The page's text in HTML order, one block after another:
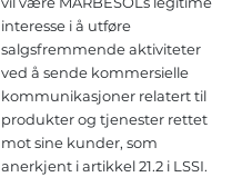
interesse i å utføre
salgsfremmende aktiviteter
ved å sende kommersielle
kommunikasjoner relatert til
produkter og tjenester rettet
mot sine kunder, som
anerkjent i artikkel 21.2 i LSSI.